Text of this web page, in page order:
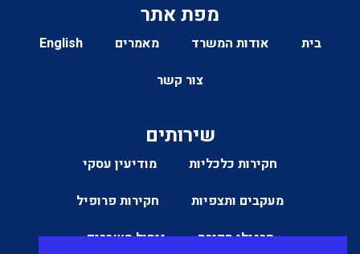
מפת אתר
בית אודות המשרד מאמרים
English
צור קשר
שירותים
חקירות כלכליות
מודיעין עסקי
מעקבים ותצפיות
חקירות פרופיל
תרגילי חקירה
ניהול משברים